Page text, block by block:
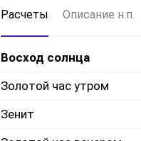
Расчеты Описание н.п.
Восход солнца
Золотой час утром
Зенит